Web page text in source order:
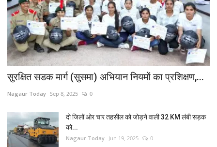
सुरक्षित सडक मार्ग (सुसमा) अभियान नियमों का प्रशिक्षण,...
Nagaur Today Sep 8, 2025 0
दो जिलों ओर चार तहसील को जोड़ने वाली 32 KM लंबी सड़क
को...
Nagaur Today Jun 19, 2025 0